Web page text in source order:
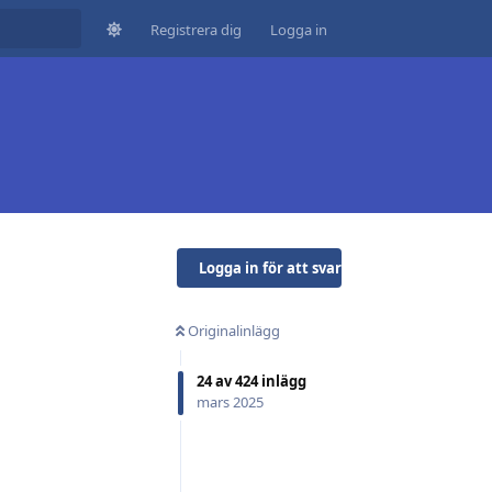
Registrera dig Logga in
Logga in för att svara
Originalinlägg
24av424inlägg
mars 2025